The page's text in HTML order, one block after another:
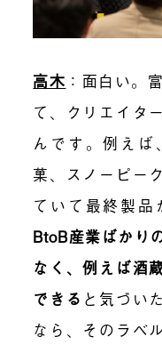
高木 ： 面白い。
て、クリエイタ
んです。例えば
菓、スノーピー
ていて最終製品
BtoB産業ばかり
なく、例えば酒
できる と気づい
なら、そのラベ